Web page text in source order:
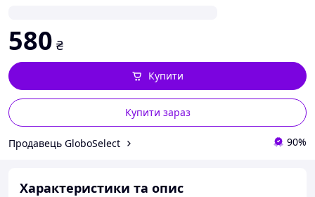
580 ₴
Купити зараз
Купити
Продавець GloboSelect 90%
Характеристики та опис